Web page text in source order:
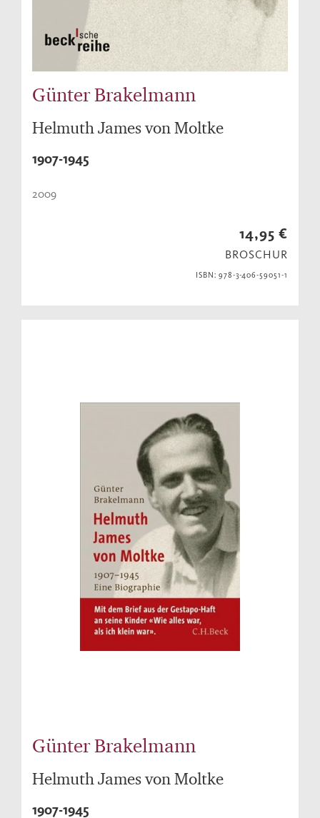
Günter Brakelmann
Helmuth James von Moltke
1907-1945
2009
14,95 €
BROSCHUR
ISBN: 978-3-406-59051-1
Günter Brakelmann
Helmuth James von Moltke
1907-1945